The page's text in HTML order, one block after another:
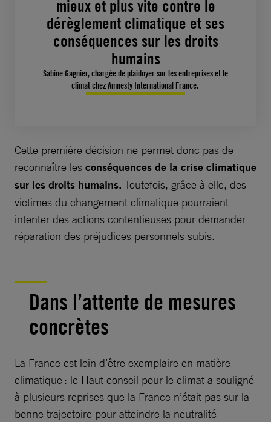
mieux et plus vite contre le
dérèglement climatique et ses
conséquences sur les droits
humains
Sabine Gagnier, chargée de plaidoyer sur les entreprises et le
climat chez Amnesty International France.
Cette première décision ne permet donc pas de
reconnaître les conséquences de la crise climatique
sur les droits humains. Toutefois, grâce à elle, des
victimes du changement climatique pourraient
intenter des actions contentieuses pour demander
réparation des préjudices personnels subis.
Dans l’attente de mesures
concrètes
La France est loin d’être exemplaire en matière
climatique : le Haut conseil pour le climat a souligné
à plusieurs reprises que la France n’était pas sur la
bonne trajectoire pour atteindre la neutralité